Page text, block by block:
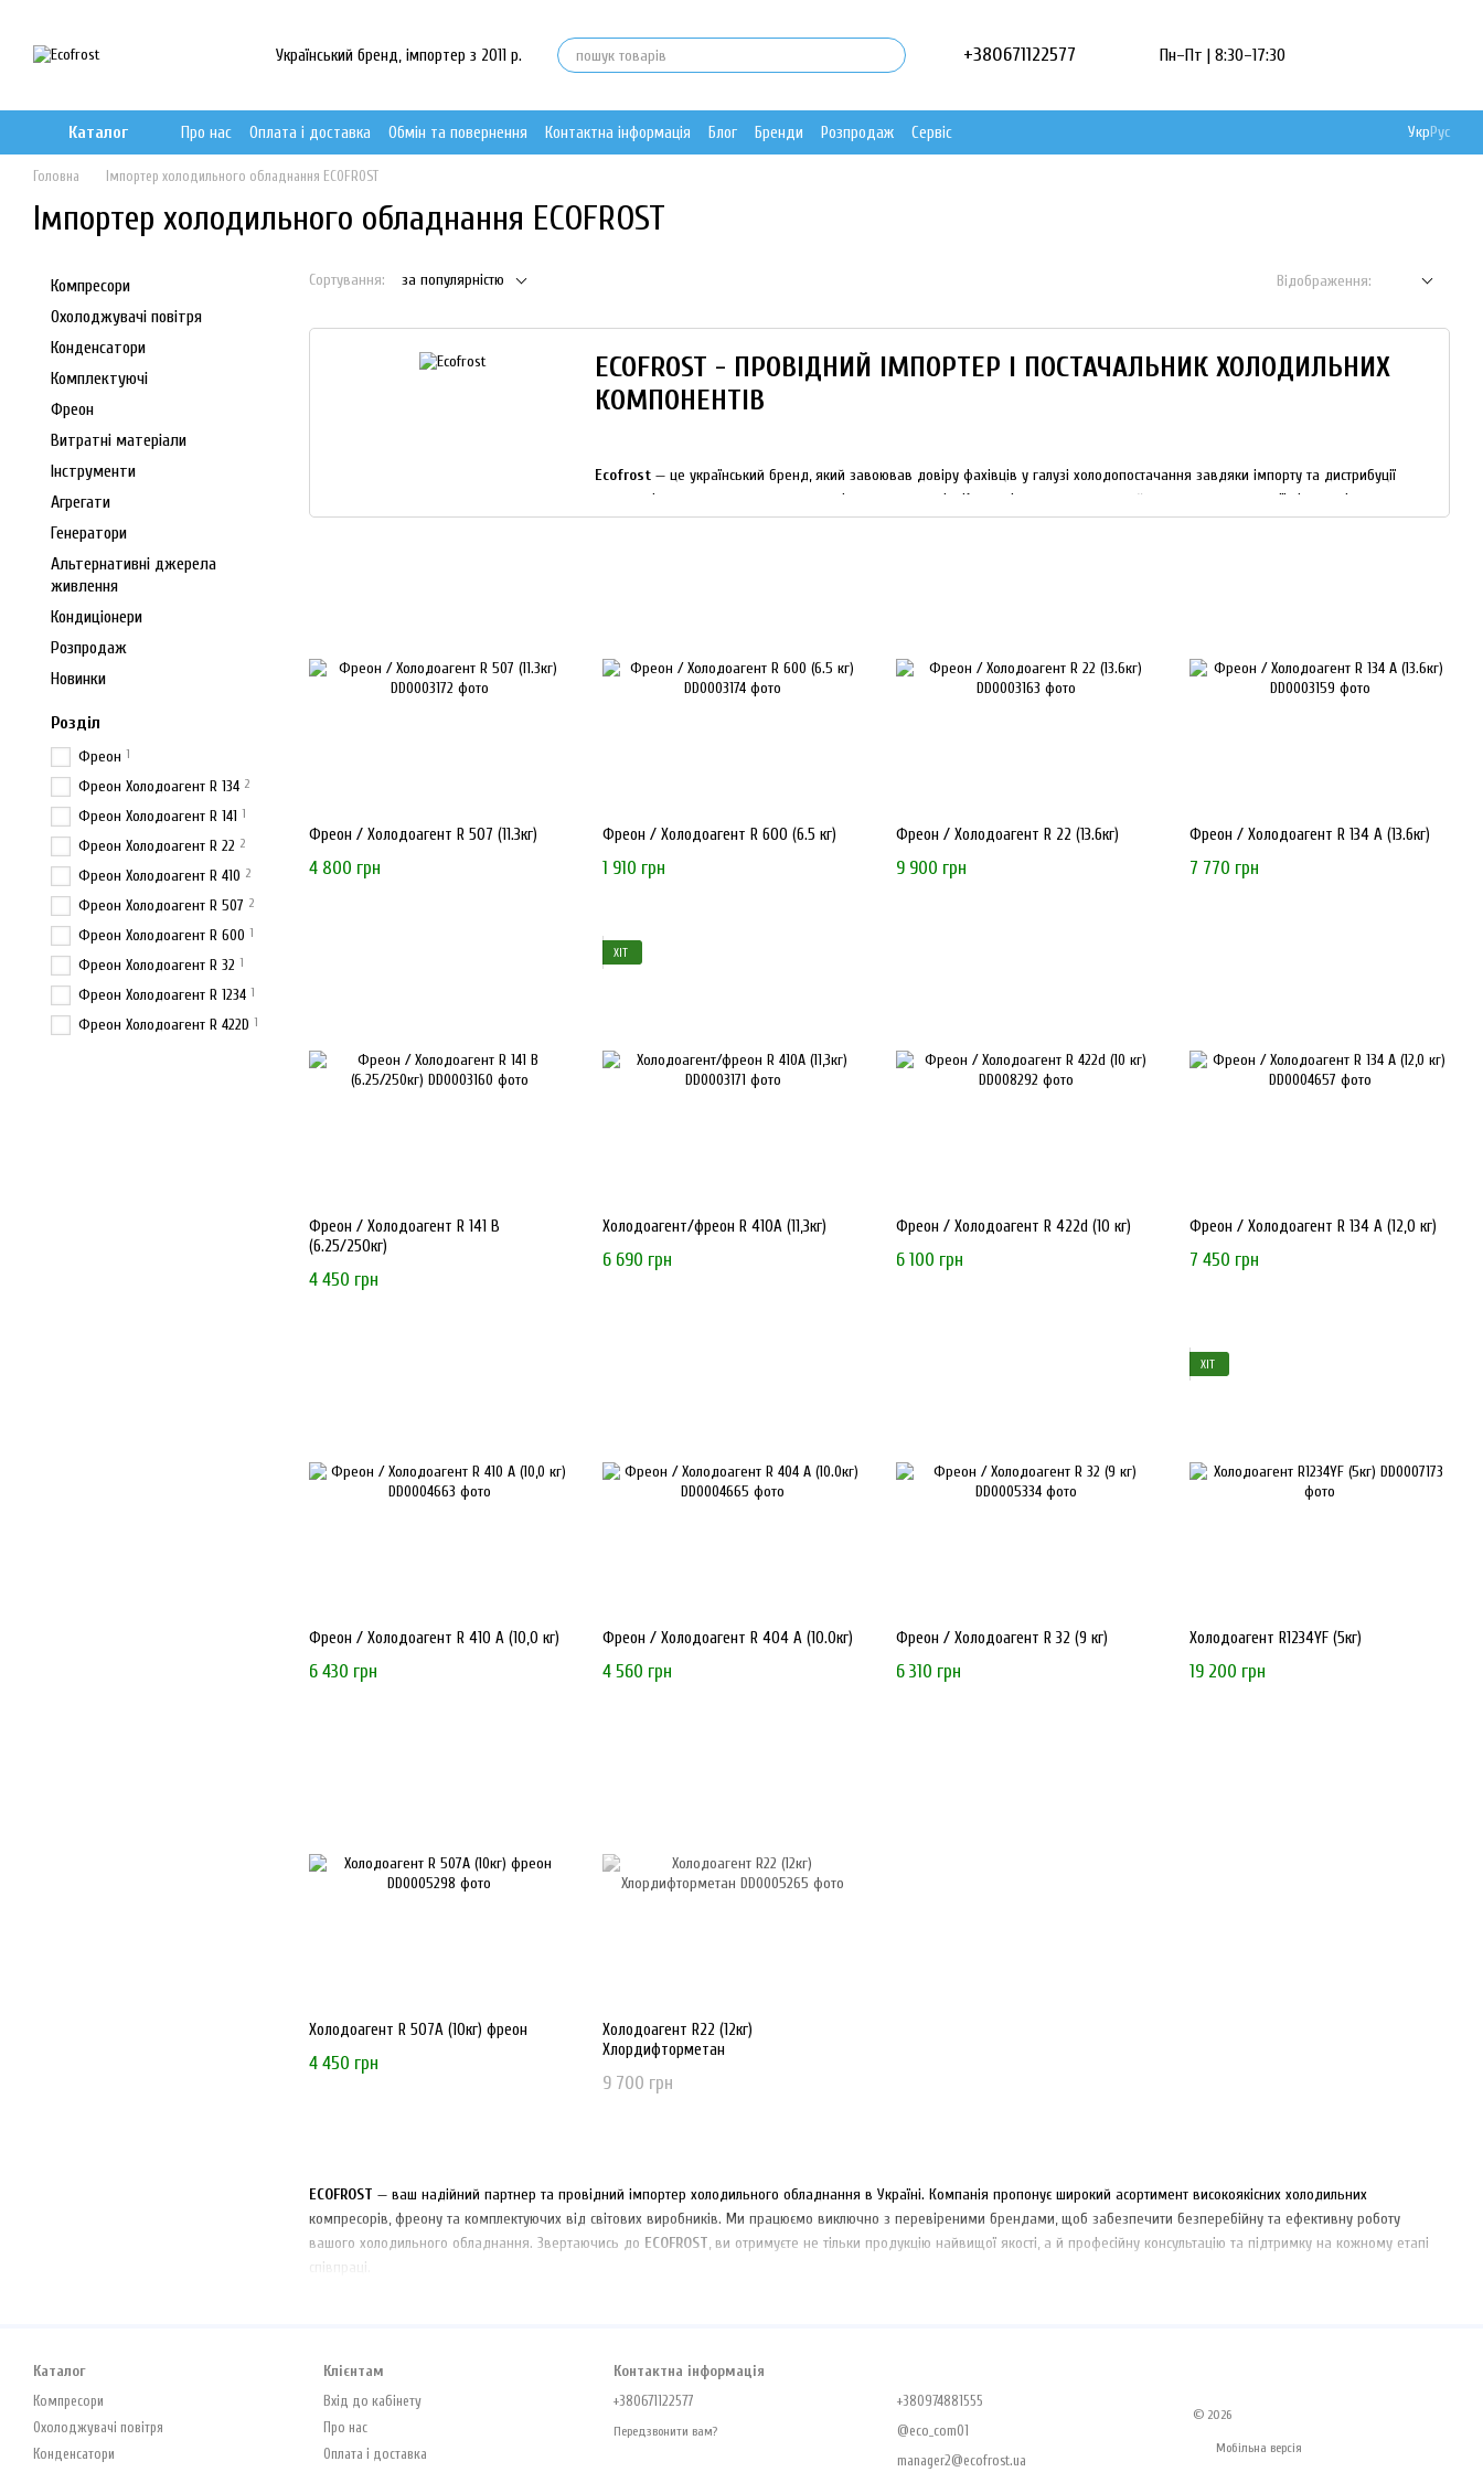
Український бренд, імпортер з 2011 р. +380671122577 Пн–Пт | 8:30–17:30
Каталог Про нас Оплата і доставка Обмін та повернення Контактна інформація Блог Бренди Розпродаж Сервіс УкрРус
Головна Імпортер холодильного обладнання ECOFROST
Імпортер холодильного обладнання ECOFROST
Сортування: за популярністю Відображення:
ECOFROST — ваш надійний партнер та провідний імпортер холодильного обладнання в Україні. Компанія пропонує широкий асортимент високоякісних холодильних
компресорів, фреону та комплектуючих від світових виробників. Ми працюємо виключно з перевіреними брендами, щоб забезпечити безперебійну та ефективну роботу
вашого холодильного обладнання. Звертаючись до ECOFROST, ви отримуєте не тільки продукцію найвищої якості, а й професійну консультацію та підтримку на кожному етапі
співпраці.
ECOFROST - ПРОВІДНИЙ ІМПОРТЕР І ПОСТАЧАЛЬНИК ХОЛОДИЛЬНИХ
КОМПОНЕНТІВ
Ecofrost — це український бренд, який завоював довіру фахівців у галузі холодопостачання завдяки імпорту та дистрибуції
високоякісних холодильних компресорів та компонентів. Компанія пропонує широкий асортимент продукції від провідних
світових виробників, а також розвиває власні торгові марки, зокрема для холодоагентів.
Експертиза та якість: Ecofrostспівпрацює виключно з перевіреними виробниками, що гарантує високу якість та надійність
усієї продукції.
потреб.
Комерційні морозильні та холодильні вітрини
Фреон / Холодоагент R 507 (11.3кг)
4 800 грн
Фреон / Холодоагент R 600 (6.5 кг)
1 910 грн
Фреон / Холодоагент R 22 (13.6кг)
9 900 грн
Фреон / Холодоагент R 134 А (13.6кг)
7 770 грн
Фреон / Холодоагент R 141 В
(6.25/250кг)
4 450 грн
ХІТ
Холодоагент/фреон R 410А (11,3кг)
6 690 грн
Фреон / Холодоагент R 422d (10 кг)
6 100 грн
Фреон / Холодоагент R 134 А (12,0 кг)
7 450 грн
Фреон / Холодоагент R 410 А (10,0 кг)
6 430 грн
Фреон / Холодоагент R 404 А (10.0кг)
4 560 грн
Фреон / Холодоагент R 32 (9 кг)
6 310 грн
ХІТ
Холодоагент R1234YF (5кг)
19 200 грн
Холодоагент R 507А (10кг) фреон
4 450 грн
Холодоагент R22 (12кг)
Хлордифторметан
9 700 грн
Компресори
Охолоджувачі повітря
Конденсатори
Комплектуючі
Фреон
Витратні матеріали
Інструменти
Агрегати
Генератори
Альтернативні джерела
живлення
Кондиціонери
Розпродаж
Новинки
Розділ
Фреон 1
Фреон Холодоагент R 134 2
Фреон Холодоагент R 141 1
Фреон Холодоагент R 22 2
Фреон Холодоагент R 410 2
Фреон Холодоагент R 507 2
Фреон Холодоагент R 600 1
Фреон Холодоагент R 32 1
Фреон Холодоагент R 1234 1
Фреон Холодоагент R 422D 1
Каталог
Компресори
Охолоджувачі повітря
Конденсатори
Клієнтам
Вхід до кабінету
Про нас
Оплата і доставка
Контактна інформація
+380671122577
Передзвонити вам?
+380974881555
@eco_com01
manager2@ecofrost.ua
© 2026
Мобільна версія